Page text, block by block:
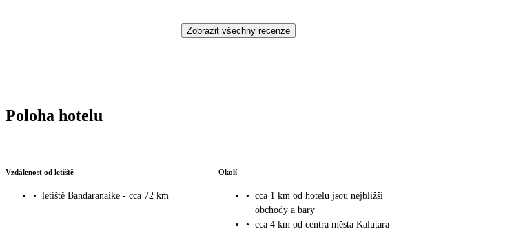
Zobrazit všechny recenze
Poloha hotelu
Vzdálenost od letiště
• letiště Bandaranaike - cca 72 km
Okolí
• cca 1 km od hotelu jsou nejbližší
obchody a bary
• cca 4 km od centra města Kalutara